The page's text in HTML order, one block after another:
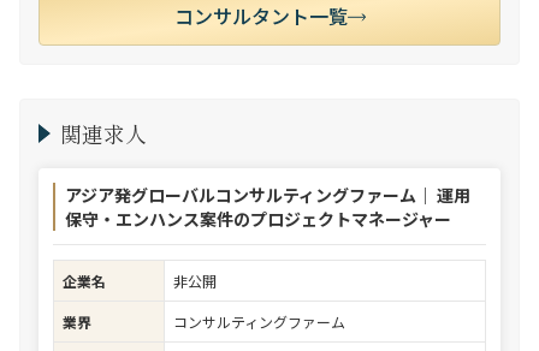
コンサルタント一覧
関連求人
アジア発グローバルコンサルティングファーム｜ 運用
保守・エンハンス案件のプロジェクトマネージャー
企業名
非公開
業界
コンサルティングファーム